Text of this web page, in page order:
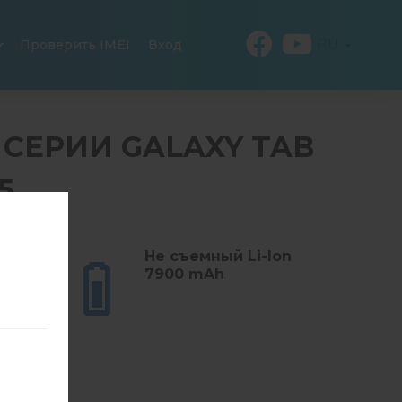
Проверить IMEI Вход
СЕРИИ GALAXY TAB
Не съемный Li-Ion
7900 mAh